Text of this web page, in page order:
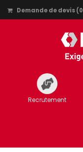
Demande de devis(0
Recrutement